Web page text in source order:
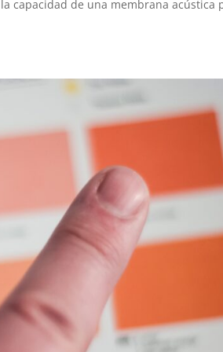
capacidad de una membrana acústica